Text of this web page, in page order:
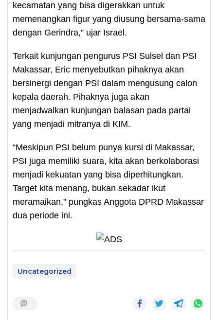
kecamatan yang bisa digerakkan untuk
memenangkan figur yang diusung bersama-sama
dengan Gerindra,” ujar Israel.
Terkait kunjungan pengurus PSI Sulsel dan PSI
Makassar, Eric menyebutkan pihaknya akan
bersinergi dengan PSI dalam mengusung calon
kepala daerah. Pihaknya juga akan
menjadwalkan kunjungan balasan pada partai
yang menjadi mitranya di KIM.
“Meskipun PSI belum punya kursi di Makassar,
PSI juga memiliki suara, kita akan berkolaborasi
menjadi kekuatan yang bisa diperhitungkan.
Target kita menang, bukan sekadar ikut
meramaikan,” pungkas Anggota DPRD Makassar
dua periode ini.
Uncategorized